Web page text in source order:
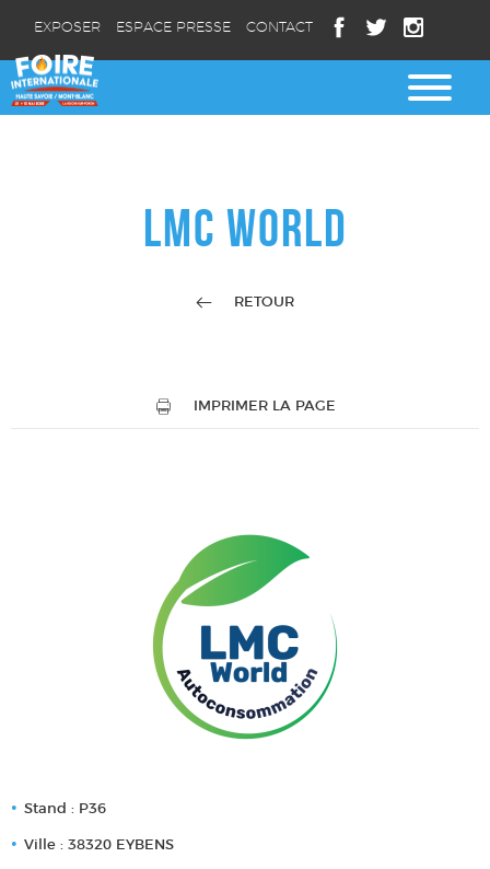
EXPOSER ESPACE PRESSE CONTACT
LMC WORLD
RETOUR
IMPRIMER LA PAGE
Stand : P36
Ville : 38320 EYBENS